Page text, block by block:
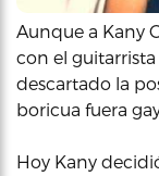
Aunque a Kany
con el
descartado la
boricua fuera
Hoy Kany